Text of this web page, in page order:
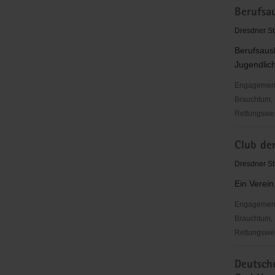
Freital
e.
Dresdner
Freital
e.V.
Club
Dresdner
Ein
der